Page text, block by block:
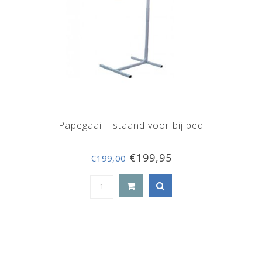
Papegaai – staand voor bij bed
€199,00€199,95